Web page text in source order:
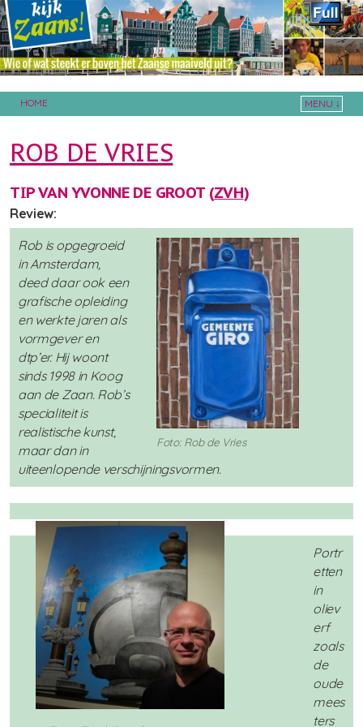
HOME
MENU ↓
ROB DE VRIES
TIP VAN YVONNE DE GROOT (ZVH)
Review:
Foto: Rob de Vries
Rob is opgegroeid
in Amsterdam,
deed daar ook een
grafische opleiding
en werkte jaren als
vormgever en
dtp’er. Hij woont
sinds 1998 in Koog
aan de Zaan. Rob’s
specialiteit is
realistische kunst,
maar dan in
uiteenlopende verschijningsvormen.
Portr
etten
in
oliev
erf
zoals
de
oude
mees
ters